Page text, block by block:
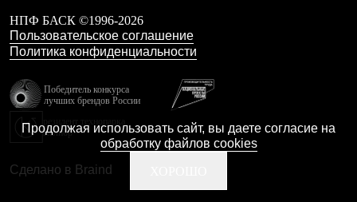
Детская одежда
Утепленная пухом
Комбинезоны
Брюки
Утепленная синтетикой
Куртки
Футболки
НПФ БАСК ©1996-2026
Пользовательское соглашение
Политика конфиденциальности
Победитель конкурса
лучших брендов России
Калибр
Сделано в Braind
Продолжая использовать сайт, вы даете согласие на
обработку файлов cookies